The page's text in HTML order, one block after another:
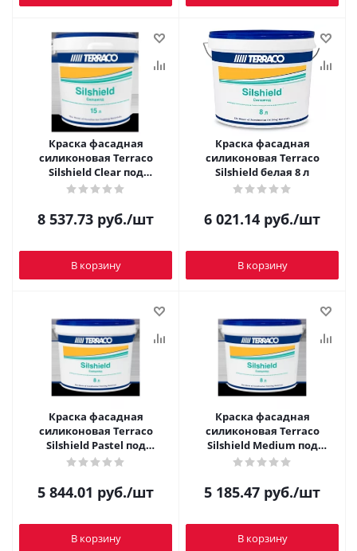
Краска фасадная
силиконовая Terraco
Silshield Clear под
колеровку 15 л
8 537.73 руб./шт
В корзину
Краска фасадная
силиконовая Terraco
Silshield белая 8 л
6 021.14 руб./шт
В корзину
Краска фасадная
силиконовая Terraco
Silshield Pastel под
колеровку 8 л
5 844.01 руб./шт
В корзину
Краска фасадная
силиконовая Terraco
Silshield Medium под
колеровку 8 л
5 185.47 руб./шт
В корзину